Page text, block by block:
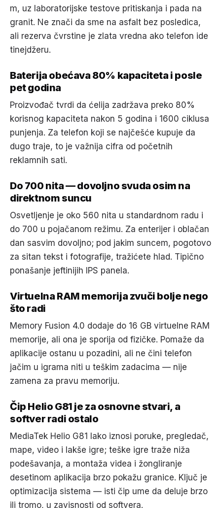
m, uz laboratorijske testove pritiskanja i pada na
granit. Ne znači da sme na asfalt bez posledica,
ali rezerva čvrstine je zlata vredna ako telefon ide
tinejdžeru.
Baterija obećava 80% kapaciteta i posle
pet godina
Proizvođač tvrdi da ćelija zadržava preko 80%
korisnog kapaciteta nakon 5 godina i 1600 ciklusa
punjenja. Za telefon koji se najčešće kupuje da
dugo traje, to je važnija cifra od početnih
reklamnih sati.
Do 700 nita — dovoljno svuda osim na
direktnom suncu
Osvetljenje je oko 560 nita u standardnom radu i
do 700 u pojačanom režimu. Za enterijer i oblačan
dan sasvim dovoljno; pod jakim suncem, pogotovo
za sitan tekst i fotografije, tražićete hlad. Tipično
ponašanje jeftinijih IPS panela.
Virtuelna RAM memorija zvuči bolje nego
što radi
Memory Fusion 4.0 dodaje do 16 GB virtuelne RAM
memorije, ali ona je sporija od fizičke. Pomaže da
aplikacije ostanu u pozadini, ali ne čini telefon
jačim u igrama niti u teškim zadacima — nije
zamena za pravu memoriju.
Čip Helio G81 je za osnovne stvari, a
softver radi ostalo
MediaTek Helio G81 lako iznosi poruke, pregledač,
mape, video i lakše igre; teške igre traže niža
podešavanja, a montaža videa i žongliranje
desetinom aplikacija brzo pokažu granice. Ključ je
optimizacija sistema — isti čip ume da deluje brzo
ili tromo, u zavisnosti od softvera.